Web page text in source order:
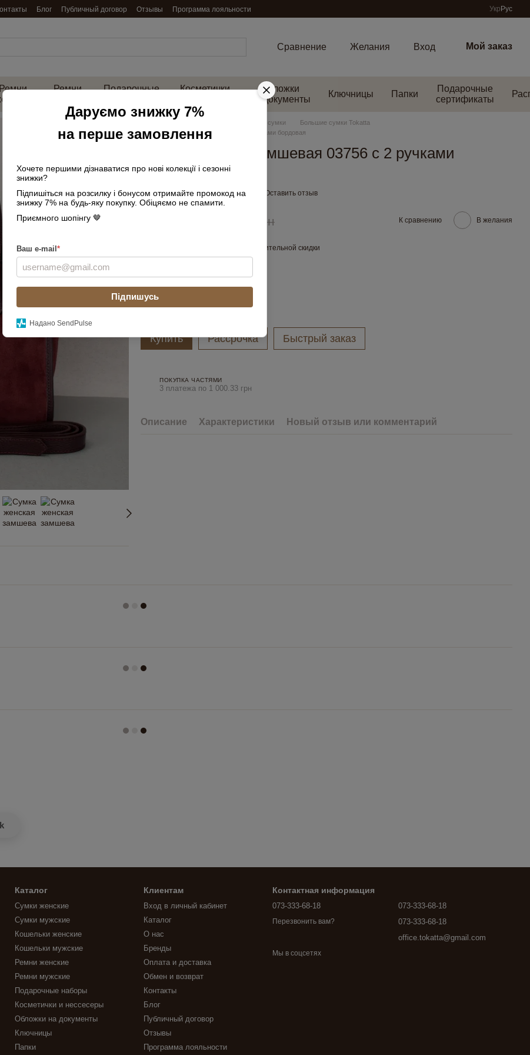
Даруємо знижку 7%
на перше замовлення
Хочете першими дізнаватися про нові колекції і сезонні
знижки?
Підпишіться на розсилку і бонусом отримайте промокод на
знижку 7% на будь-яку покупку. Обіцяємо не спамити.
Приємного шопінгу 🤎
Ваш e-mail *
Підпишусь
Надано SendPulse
Блог Публичный договор Отзывы Программа лояльности Укр Рус
Сравнение Желания Вход Мой заказ
Ремни
Ремни
Подарочные
Косметички
Обложки
на документы
Ключницы Папки
Подарочные
сертификаты
Большие сумки
Большие сумки Tokatta
Сумка женская замшевая 03756 с 2 ручками бордовая
Сумка женская замшевая 03756 с 2 ручками
бордовая
В наличии Артикул: 2423635559 Оставить отзыв
3 530 грн К сравнению В желания
для отображения накопительной скидки
Купить Рассрочка Быстрый заказ
ПОКУПКА ЧАСТЯМИ
3 платежа по 1 000.33 грн
Описание Характеристики Новый отзыв или комментарий
Каталог
Сумки женские
Сумки мужские
Кошельки женские
Кошельки мужские
Ремни женские
Ремни мужские
Подарочные наборы
Косметички и нессесеры
Обложки на документы
Ключницы
Папки
Клиентам
Вход в личный кабинет
Каталог
О нас
Бренды
Оплата и доставка
Обмен и возврат
Контакты
Блог
Публичный договор
Отзывы
Программа лояльности
Контактная информация
073-333-68-18
Перезвонить вам?
073-333-68-18
073-333-68-18
office.tokatta@gmail.com
Мы в соцсетях